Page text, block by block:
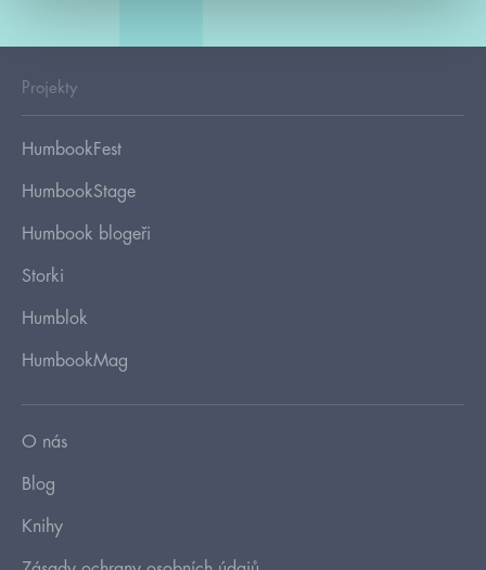
Projekty
HumbookFest
HumbookStage
Humbook blogeři
Storki
Humblok
HumbookMag
O nás
Blog
Knihy